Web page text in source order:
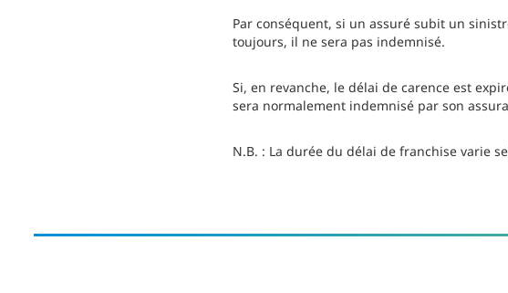
Par conséquent, si un assuré subit un
toujours, il ne sera pas indemnisé.
Si, en revanche, le délai de carence est
sera normalement indemnisé par son
N.B. : La durée du délai de franchise varie